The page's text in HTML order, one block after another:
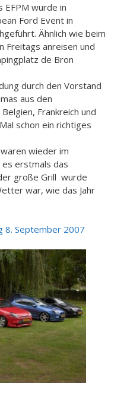
EFPM wurde in
Ford Event in
Ähnlich wie beim
Freitags anreisen und
de Bron
durch den Vorstand
aus den
Frankreich und
schon ein richtiges
wieder im
es erstmals das
große Grill wurde
war, wie das Jahr
8. September 2007